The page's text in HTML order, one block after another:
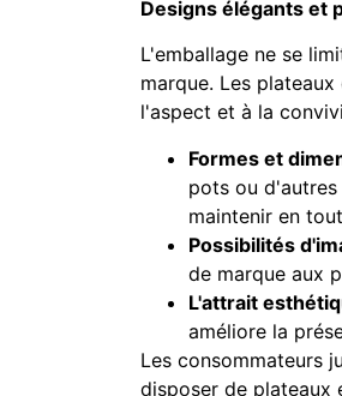
Designs élégants et
L'emballage ne se
marque. Les
l'aspect et à la
Formes et
pots ou
maintenir en
Possibilités
de marque aux
L'attrait
améliore la
Les consommateurs
disposer de plateaux